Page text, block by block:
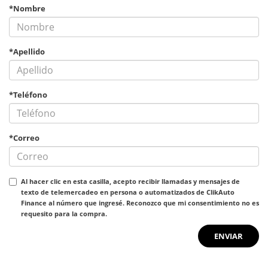
*Nombre
*Apellido
*Teléfono
*Correo
Al hacer clic en esta casilla, acepto recibir llamadas y mensajes de
texto de telemercadeo en persona o automatizados de ClikAuto
Finance al número que ingresé. Reconozco que mi consentimiento no es
requesito para la compra.